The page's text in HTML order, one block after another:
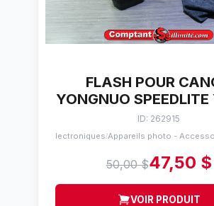
FLASH POUR
YONGNUO
ID: 262915
Électroniques/Appareils photo -
50,00 $47,50 $
VOIR PRODUIT